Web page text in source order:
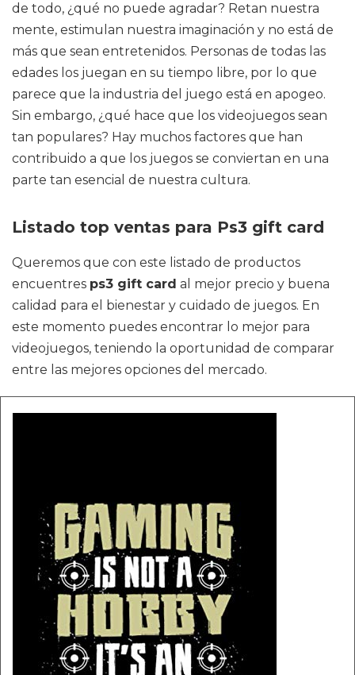
de todo, ¿qué no puede agradar? Retan nuestra
mente, estimulan nuestra imaginación y no está de
más que sean entretenidos. Personas de todas las
edades los juegan en su tiempo libre, por lo que
parece que la industria del juego está en apogeo.
Sin embargo, ¿qué hace que los videojuegos sean
tan populares? Hay muchos factores que han
contribuido a que los juegos se conviertan en una
parte tan esencial de nuestra cultura.
Listado top ventas para Ps3 gift card
Queremos que con este listado de productos
encuentres ps3 gift card al mejor precio y buena
calidad para el bienestar y cuidado de juegos. En
este momento puedes encontrar lo mejor para
videojuegos, teniendo la oportunidad de comparar
entre las mejores opciones del mercado.